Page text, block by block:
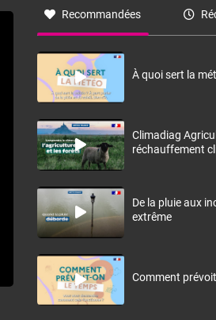
d’où
Recommandées
À quoi sert la
Climadiag
réchauffement
De la pluie aux
extrême
Comment